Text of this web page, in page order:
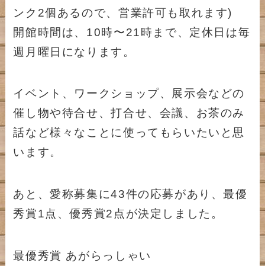
ンク2個あるので、営業許可も取れます)
開館時間は、10時〜21時まで、定休日は毎
週月曜日になります。
イベント、ワークショップ、展示会などの
催し物や待合せ、打合せ、会議、お茶のみ
話など様々なことに使ってもらいたいと思
います。
あと、愛称募集に43件の応募があり、最優
秀賞1点、優秀賞2点が決定しました。
最優秀賞 あがらっしゃい